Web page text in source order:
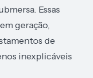
Essas
geração,
de
inexplicáveis